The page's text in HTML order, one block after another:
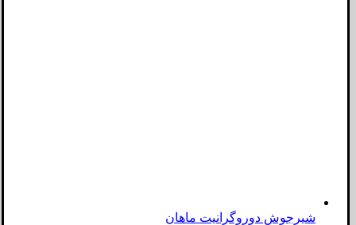
شیرجوش دوروگرانیت ماهان